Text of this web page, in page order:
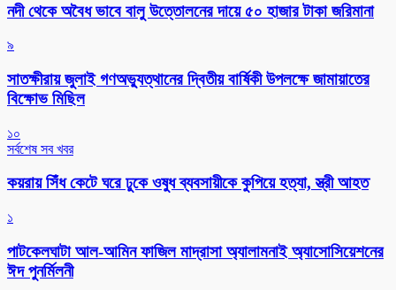
নদী থেকে অবৈধ ভাবে বালু উত্তোলনের দায়ে ৫০ হাজার টাকা জরিমানা
৯
সাতক্ষীরায় জুলাই গণঅভ্যুত্থানের দ্বিতীয় বার্ষিকী উপলক্ষে জামায়াতের
বিক্ষোভ মিছিল
১০
সর্বশেষ সব খবর
কয়রায় সিঁধ কেটে ঘরে ঢুকে ওষুধ ব্যবসায়ীকে কুপিয়ে হত্যা, স্ত্রী আহত
১
পাটকেলঘাটা আল-আমিন ফাজিল মাদ্রাসা অ্যালামনাই অ্যাসোসিয়েশনের
ঈদ পুনর্মিলনী